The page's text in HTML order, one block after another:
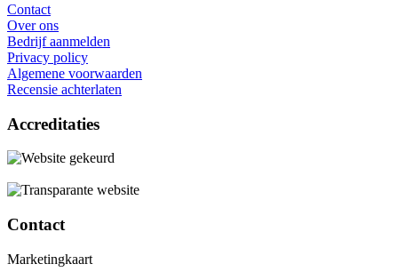
Contact
Over ons
Bedrijf aanmelden
Privacy policy
Algemene voorwaarden
Recensie achterlaten
Accreditaties
Contact
Marketingkaart